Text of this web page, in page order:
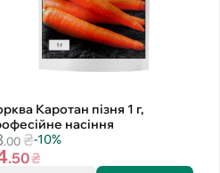
Каротан пізня 1 г,
насіння
.00 ₴-10%
.50₴